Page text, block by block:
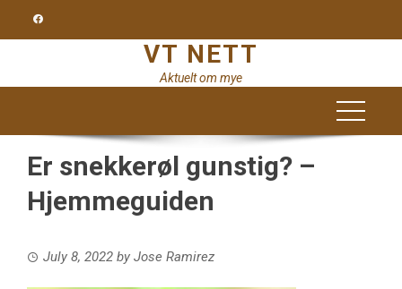
VT NETT
Aktuelt om mye
Er snekkerøl gunstig? –
Hjemmeguiden
July 8, 2022 by Jose Ramirez